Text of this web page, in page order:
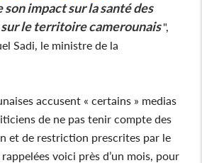
impact sur la santé des
le territoire camerounais",
Sadi, le ministre de la
accusent « certains » medias
de ne pas tenir compte des
et de restriction prescrites par le
voici près d’un mois, pour